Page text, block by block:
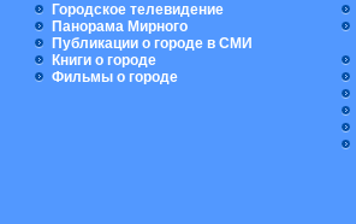
Городское телевидение
Панорама Мирного
Публикации о городе в СМИ
Книги о городе
Фильмы о городе